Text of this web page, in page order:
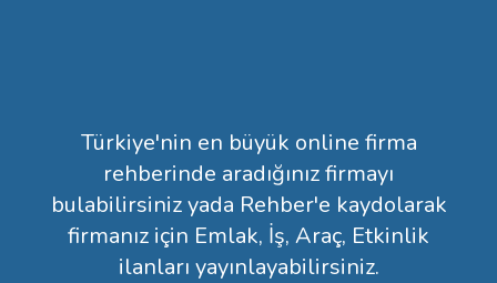
Türkiye'nin en büyük online firma
rehberinde aradığınız firmayı
bulabilirsiniz yada Rehber'e kaydolarak
firmanız için Emlak, İş, Araç, Etkinlik
ilanları yayınlayabilirsiniz.